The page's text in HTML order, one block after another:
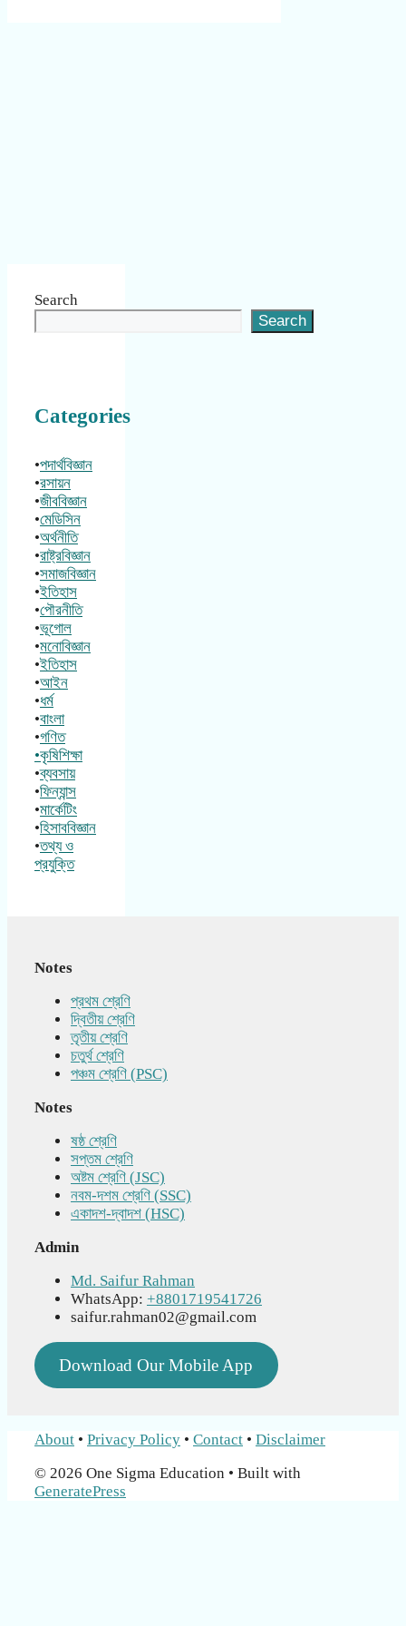
Search
Search
Categories
•পদার্থবিজ্ঞান
•রসায়ন
•জীববিজ্ঞান
•মেডিসিন
•অর্থনীতি
•রাষ্ট্রবিজ্ঞান
•সমাজবিজ্ঞান
•ইতিহাস
•পৌরনীতি
•ভূগোল
•মনোবিজ্ঞান
•ইতিহাস
•আইন
•ধর্ম
•বাংলা
•গণিত
•কৃষিশিক্ষা
•ব্যবসায়
•ফিন্যান্স
•মার্কেটিং
•হিসাববিজ্ঞান
•তথ্য ও
প্রযুক্তি
Notes
প্রথম শ্রেণি
দ্বিতীয় শ্রেণি
তৃতীয় শ্রেণি
চতুর্থ শ্রেণি
পঞ্চম শ্রেণি (PSC)
Notes
ষষ্ঠ শ্রেণি
সপ্তম শ্রেণি
অষ্টম শ্রেণি (JSC)
নবম-দশম শ্রেণি (SSC)
একাদশ-দ্বাদশ (HSC)
Admin
Md. Saifur Rahman
WhatsApp: +8801719541726
saifur.rahman02@gmail.com
Download Our Mobile App
About • Privacy Policy • Contact • Disclaimer
© 2026 One Sigma Education • Built with
GeneratePress